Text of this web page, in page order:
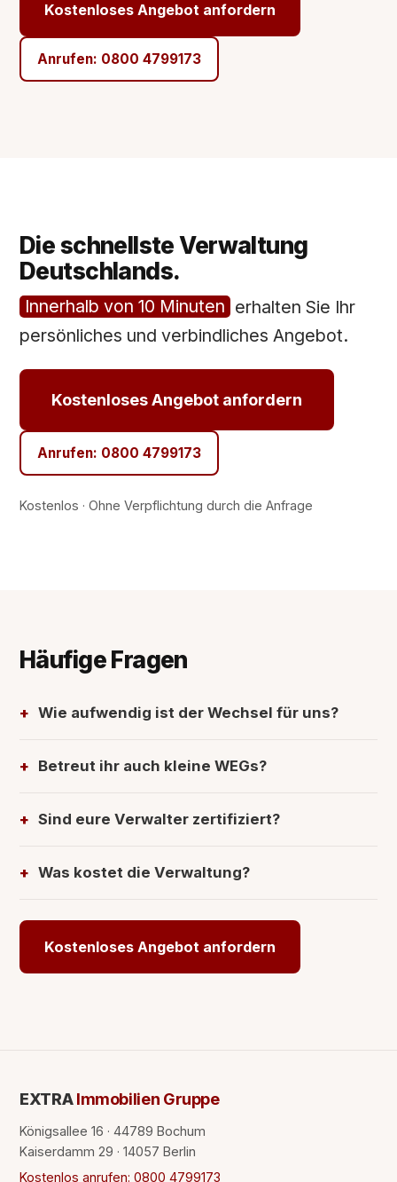
Kostenloses Angebot anfordern
Anrufen: 0800 4799173
Die schnellste Verwaltung
Deutschlands.
Innerhalb von 10 Minuten erhalten Sie Ihr
persönliches und verbindliches Angebot.
Kostenloses Angebot anfordern
Anrufen: 0800 4799173
Kostenlos · Ohne Verpflichtung durch die Anfrage
Häufige Fragen
Wie aufwendig ist der Wechsel für uns?
Betreut ihr auch kleine WEGs?
Sind eure Verwalter zertifiziert?
Was kostet die Verwaltung?
Kostenloses Angebot anfordern
EXTRAImmobilien Gruppe
Königsallee 16 · 44789 Bochum
Kaiserdamm 29 · 14057 Berlin
Kostenlos anrufen: 0800 4799173